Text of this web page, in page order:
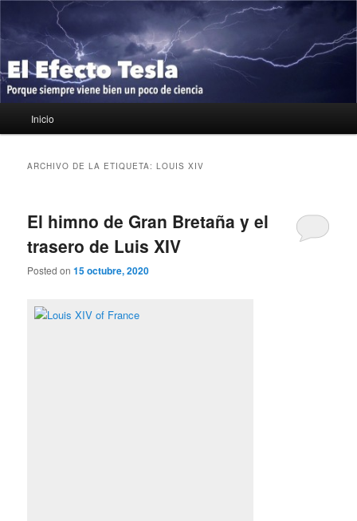
contenido
principal
contenido
secundario
El Efecto Tesla
Porque siempre viene bien un poco de ciencia
principal
Inicio
ARCHIVO DE LA ETIQUETA:LOUIS XIV
El himno de Gran Bretaña y el
trasero de Luis XIV
Posted on15 octubre, 2020